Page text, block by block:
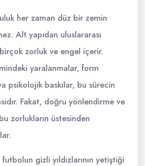
her zaman düz bir zemin
Alt yapıdan uluslararası
zorluk ve engel içerir.
yaralanmalar, form
psikolojik baskılar, bu sürecin
Fakat, doğru yönlendirme ve
zorlukların üstesinden
gizli yıldızlarının yetiştiği